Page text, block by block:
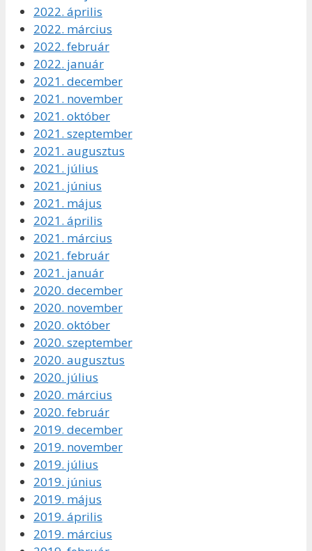
2022. április
2022. március
2022. február
2022. január
2021. december
2021. november
2021. október
2021. szeptember
2021. augusztus
2021. július
2021. június
2021. május
2021. április
2021. március
2021. február
2021. január
2020. december
2020. november
2020. október
2020. szeptember
2020. augusztus
2020. július
2020. március
2020. február
2019. december
2019. november
2019. július
2019. június
2019. május
2019. április
2019. március